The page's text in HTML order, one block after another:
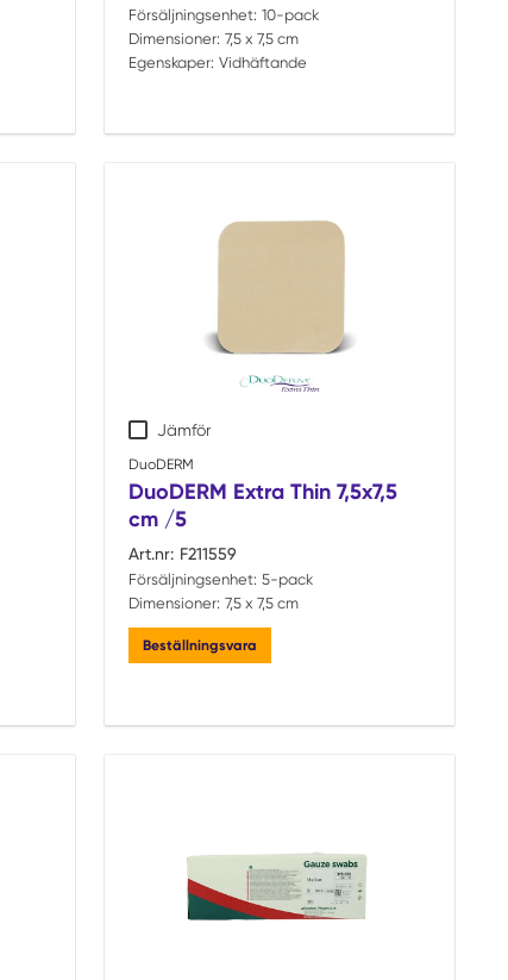
Försäljningsenhet: 10-pack
Dimensioner: 7,5 x 7,5 cm
Egenskaper: Vidhäftande
Jämför
DuoDERM
DuoDERM Extra Thin 7,5x7,5
cm /5
Art.nr: F211559
Försäljningsenhet: 5-pack
Dimensioner: 7,5 x 7,5 cm
Beställningsvara